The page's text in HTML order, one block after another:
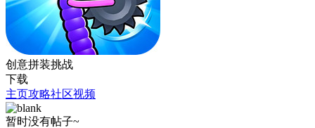
创意拼装挑战
下载
主页攻略社区视频
暂时没有帖子~